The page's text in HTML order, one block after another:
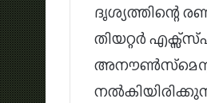
ദൃശ്യത്തിന്റെ
തിയറ്റർ
അനൗൺസ്‌മെന്റ്